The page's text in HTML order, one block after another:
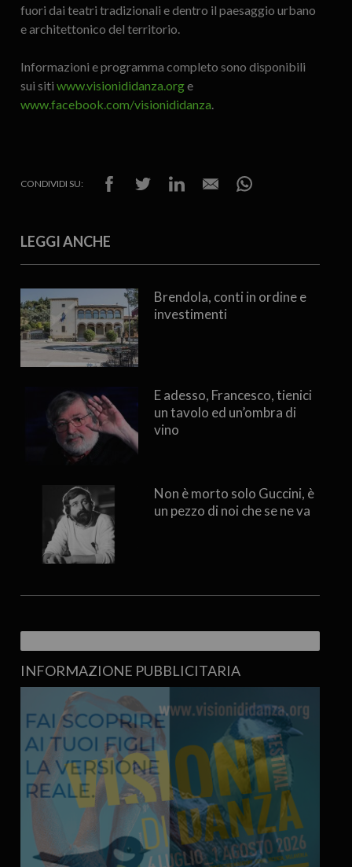
fuori dai teatri tradizionali e dentro il paesaggio urbano
e architettonico del territorio.
Informazioni e programma completo sono disponibili
sui siti www.visionididanza.orge
www.facebook.com/visionididanza.
CONDIVIDI SU:
LEGGI ANCHE
Brendola, conti in ordine e
investimenti
E adesso, Francesco, tienici
un tavolo ed un’ombra di
vino
Non è morto solo Guccini, è
un pezzo di noi che se ne va
INFORMAZIONE PUBBLICITARIA